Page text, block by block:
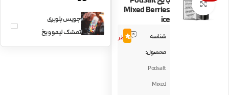
بزرگنمایی تصویر
Mixed Berries
ice
شناسه
محصول:
Podsalt
Mixed
6
نظر5.0
جویس بلوبری
تمشک لیمو و یخ
Frozen Fruit